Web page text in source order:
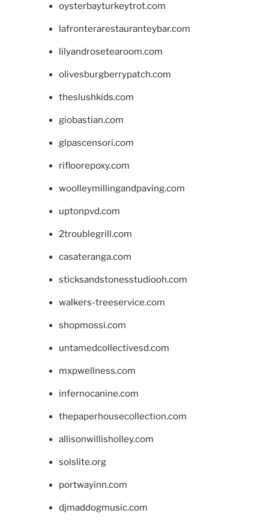
oysterbayturkeytrot.com
lafronterarestauranteybar.com
lilyandrosetearoom.com
olivesburgberrypatch.com
theslushkids.com
giobastian.com
glpascensori.com
rifloorepoxy.com
woolleymillingandpaving.com
uptonpvd.com
2troublegrill.com
casateranga.com
sticksandstonesstudiooh.com
walkers-treeservice.com
shopmossi.com
untamedcollectivesd.com
mxpwellness.com
infernocanine.com
thepaperhousecollection.com
allisonwillisholley.com
solslite.org
portwayinn.com
djmaddogmusic.com